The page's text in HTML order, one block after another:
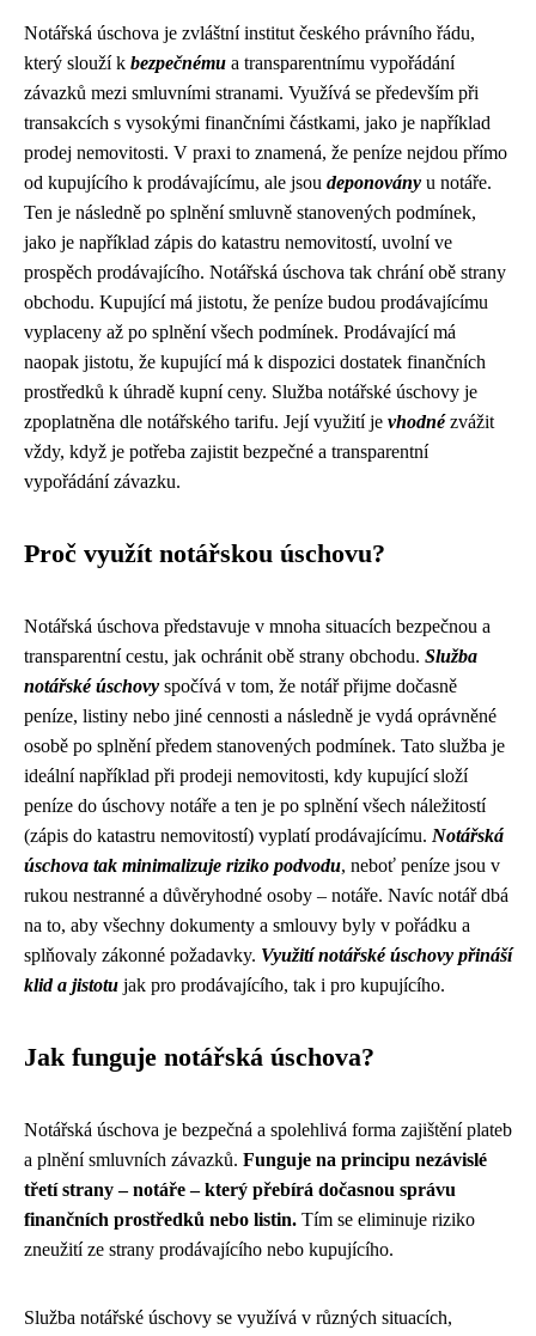
Notářská úschova je zvláštní institut českého právního řádu,
který slouží k bezpečnému a transparentnímu vypořádání
závazků mezi smluvními stranami. Využívá se především při
transakcích s vysokými finančními částkami, jako je například
prodej nemovitosti. V praxi to znamená, že peníze nejdou přímo
od kupujícího k prodávajícímu, ale jsou deponovány u notáře.
Ten je následně po splnění smluvně stanovených podmínek,
jako je například zápis do katastru nemovitostí, uvolní ve
prospěch prodávajícího. Notářská úschova tak chrání obě strany
obchodu. Kupující má jistotu, že peníze budou prodávajícímu
vyplaceny až po splnění všech podmínek. Prodávající má
naopak jistotu, že kupující má k dispozici dostatek finančních
prostředků k úhradě kupní ceny. Služba notářské úschovy je
zpoplatněna dle notářského tarifu. Její využití je vhodnézvážit
vždy, když je potřeba zajistit bezpečné a transparentní
vypořádání závazku.
Proč využít notářskou úschovu?
Notářská úschova představuje v mnoha situacích bezpečnou a
transparentní cestu, jak ochránit obě strany obchodu. Služba
notářské úschovy spočívá v tom, že notář přijme dočasně
peníze, listiny nebo jiné cennosti a následně je vydá oprávněné
osobě po splnění předem stanovených podmínek. Tato služba je
ideální například při prodeji nemovitosti, kdy kupující složí
peníze do úschovy notáře a ten je po splnění všech náležitostí
(zápis do katastru nemovitostí) vyplatí prodávajícímu. Notářská
úschova tak minimalizuje riziko podvodu, neboť peníze jsou v
rukou nestranné a důvěryhodné osoby – notáře. Navíc notář dbá
na to, aby všechny dokumenty a smlouvy byly v pořádku a
splňovaly zákonné požadavky. Využití notářské úschovy přináší
klid a jistotu jak pro prodávajícího, tak i pro kupujícího.
Jak funguje notářská úschova?
Notářská úschova je bezpečná a spolehlivá forma zajištění plateb
a plnění smluvních závazků. Funguje na principu nezávislé
třetí strany – notáře – který přebírá dočasnou správu
finančních prostředků nebo listin. Tím se eliminuje riziko
zneužití ze strany prodávajícího nebo kupujícího.
Služba notářské úschovy se využívá v různých situacích,